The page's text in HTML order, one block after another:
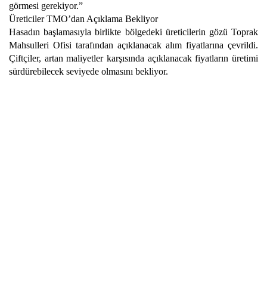
görmesi gerekiyor.”
Üreticiler TMO’dan Açıklama Bekliyor
Hasadın başlamasıyla birlikte bölgedeki üreticilerin gözü Toprak
Mahsulleri Ofisi tarafından açıklanacak alım fiyatlarına çevrildi.
Çiftçiler, artan maliyetler karşısında açıklanacak fiyatların üretimi
sürdürebilecek seviyede olmasını bekliyor.